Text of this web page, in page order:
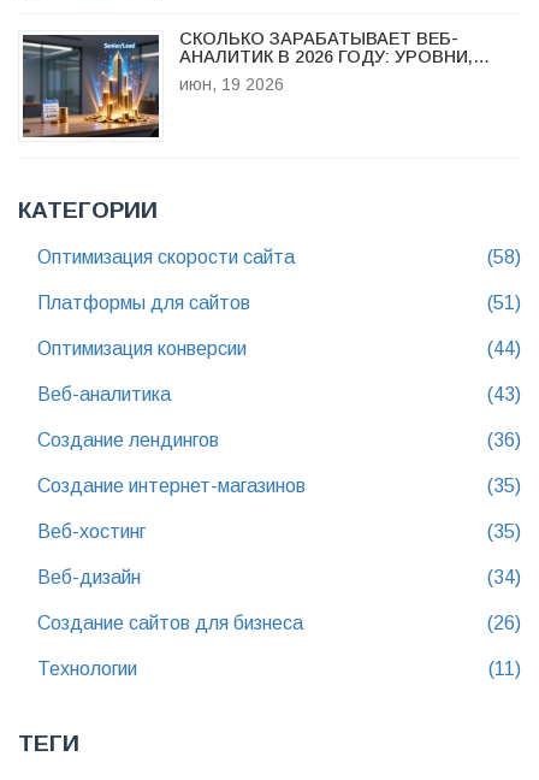
СКОЛЬКО ЗАРАБАТЫВАЕТ ВЕБ-
АНАЛИТИК В 2026 ГОДУ: УРОВНИ,
ЗАРПЛАТЫ И НАВЫКИ ДЛЯ РОСТА
ДОХОДА
июн, 19 2026
КАТЕГОРИИ
Оптимизация скорости сайта (58)
Платформы для сайтов (51)
Оптимизация конверсии (44)
Веб-аналитика (43)
Создание лендингов (36)
Создание интернет-магазинов (35)
Веб-хостинг (35)
Веб-дизайн (34)
Создание сайтов для бизнеса (26)
Технологии (11)
ТЕГИ